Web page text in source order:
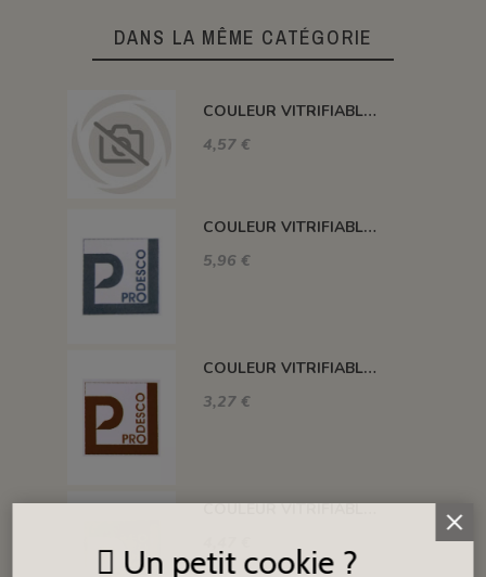
DANS LA MÊME CATÉGORIE
COULEUR VITRIFIABLE DÉCOR SANS PLOMB JAUNE VA105
4,57 €
COULEUR VITRIFIABLE DÉCOR SANS PLOMB GRIS VA116
5,96 €
COULEUR VITRIFIABLE DÉCOR SANS PLOMB CHOCOLAT VA109
3,27 €
COULEUR VITRIFIABLE DÉCOR SANS PLOMB BLANC VA103
Un petit cookie ?